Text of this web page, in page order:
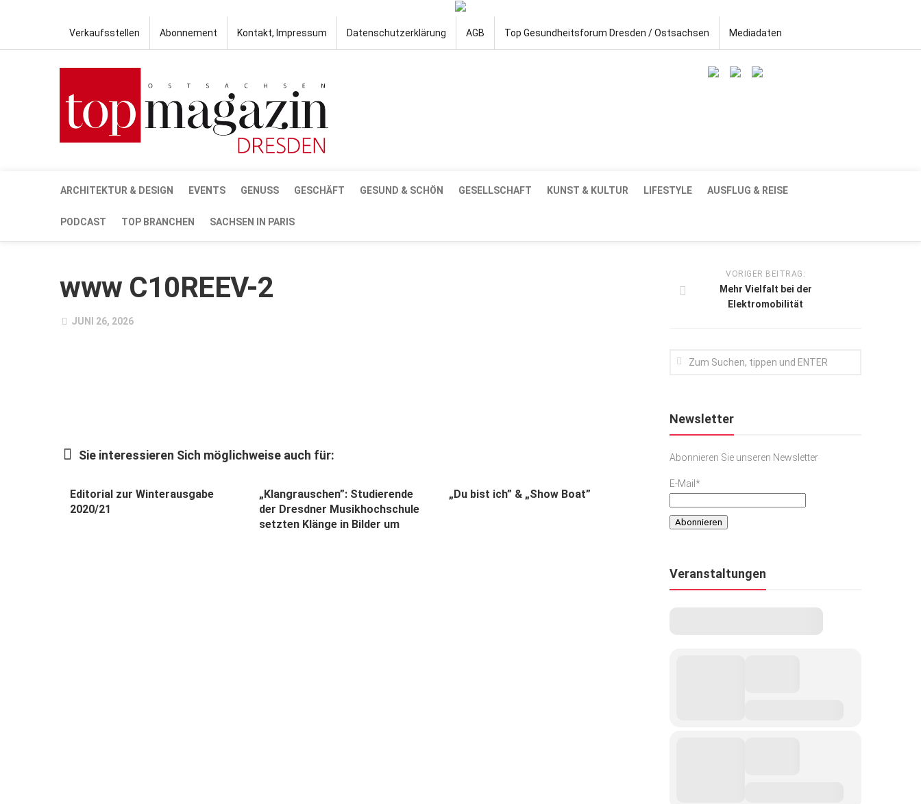
Verkaufsstellen Abonnement Kontakt, Impressum Datenschutzerklärung AGB Top Gesundheitsforum Dresden / Ostsachsen Mediadaten
ARCHITEKTUR & DESIGN EVENTS GENUSS GESCHÄFT GESUND & SCHÖN GESELLSCHAFT KUNST & KULTUR LIFESTYLE AUSFLUG & REISE
PODCAST TOP BRANCHEN SACHSEN IN PARIS
www C10REEV-2
JUNI 26, 2026
Sie interessieren Sich möglichweise auch für:
Editorial zur Winterausgabe
2020/21
„Klangrauschen”: Studierende
der Dresdner Musikhochschule
setzten Klänge in Bilder um
„Du bist ich” & „Show Boat”
VORIGER BEITRAG:
Mehr Vielfalt bei der
Elektromobilität
Newsletter
Abonnieren Sie unseren Newsletter
E-Mail*
Veranstaltungen